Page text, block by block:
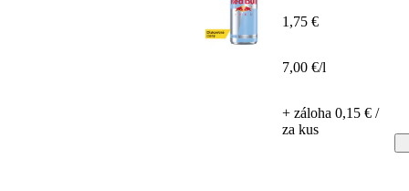
1,75 €
7,00 €/l
+ záloha 0,15 € /
za kus